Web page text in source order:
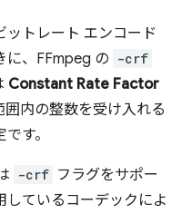
ットレート エンコード
に、FFmpeg の -crf
Constant Rate Factor
内の整数を受け入れる
す。
-crf フラグをサポー
しているコーデックによ